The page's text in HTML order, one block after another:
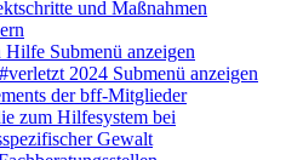
und Maßnahmen
Hilfe Submenü anzeigen
2024 Submenü anzeigen
der bff-Mitglieder
zum Hilfesystem bei
Gewalt